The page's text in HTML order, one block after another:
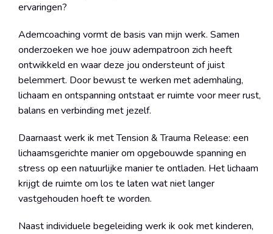
ervaringen?
Ademcoaching vormt de basis van mijn werk. Samen
onderzoeken we hoe jouw adempatroon zich heeft
ontwikkeld en waar deze jou ondersteunt of juist
belemmert. Door bewust te werken met ademhaling,
lichaam en ontspanning ontstaat er ruimte voor meer rust,
balans en verbinding met jezelf.
Daarnaast werk ik met Tension & Trauma Release: een
lichaamsgerichte manier om opgebouwde spanning en
stress op een natuurlijke manier te ontladen. Het lichaam
krijgt de ruimte om los te laten wat niet langer
vastgehouden hoeft te worden.
Naast individuele begeleiding werk ik ook met kinderen,